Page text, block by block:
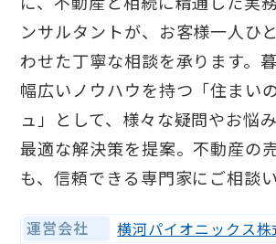
ンサルタントが、お客様一人ひ
わせた丁寧な相談を承ります。
幅広いノウハウを持つ「住まい
ュ」として、様々な疑問やお悩
最適な解決策を提案。不動産の
も、信頼できる専門家にご相談
運営会社
横河パイオニックス株